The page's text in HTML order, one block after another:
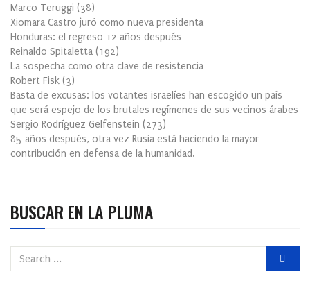
Marco Teruggi (38)
Xiomara Castro juró como nueva presidenta
Honduras: el regreso 12 años después
Reinaldo Spitaletta (192)
La sospecha como otra clave de resistencia
Robert Fisk (3)
Basta de excusas: los votantes israelíes han escogido un país
que será espejo de los brutales regímenes de sus vecinos árabes
Sergio Rodríguez Gelfenstein (273)
85 años después, otra vez Rusia está haciendo la mayor
contribución en defensa de la humanidad.
BUSCAR EN LA PLUMA